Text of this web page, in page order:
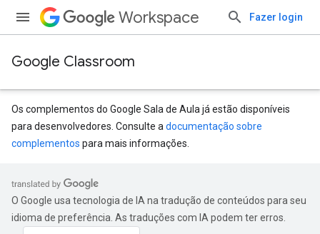
Workspace Fazer login
Google Classroom
Os complementos do Google Sala de Aula já estão disponíveis
para desenvolvedores. Consulte a documentação sobre
complementos para mais informações.
O Google usa tecnologia de IA na tradução de conteúdos para seu
idioma de preferência. As traduções com IA podem ter erros.